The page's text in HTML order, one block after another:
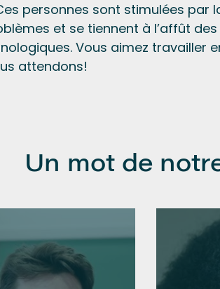
personnes sont stimulées par
et se tiennent à l’affût des
Vous aimez travailler
attendons!
Un mot de